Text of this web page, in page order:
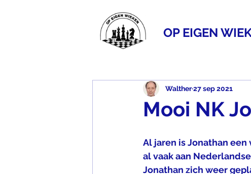
OP EIGEN
Mooi NK
Walther27 sep 2021
Al jaren is Jonathan
al vaak aan
Jonathan zich weer